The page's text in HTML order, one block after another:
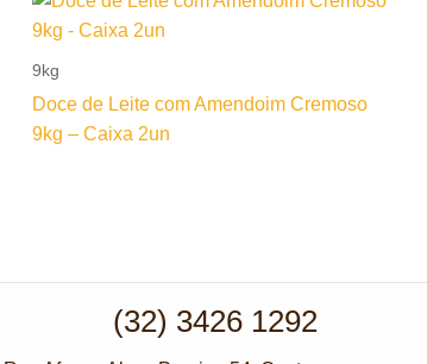
9kg
Doce de Leite com Amendoim Cremoso
9kg – Caixa 2un
(32) 3426 1292